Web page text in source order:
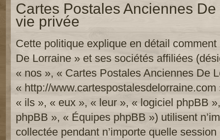
Cartes Postales Anciennes
vie privée
Cette politique explique en détail
De Lorraine » et ses sociétés affiliées
« nos », « Cartes Postales Anciennes De
« http://
« ils », « eux », « leur », « logiciel phpBB
phpBB », « Équipes phpBB ») utilisent
collectée pendant n’importe quelle